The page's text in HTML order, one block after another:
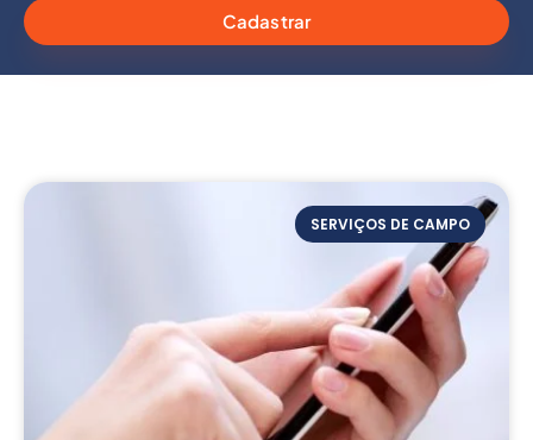
Cadastrar
SERVIÇOS DE CAMPO